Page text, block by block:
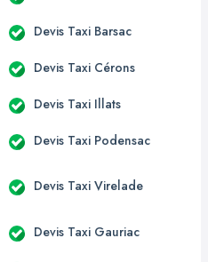
Devis Taxi Barsac
Devis Taxi Cérons
Devis Taxi Illats
Devis Taxi Podensac
Devis Taxi Virelade
Devis Taxi Gauriac